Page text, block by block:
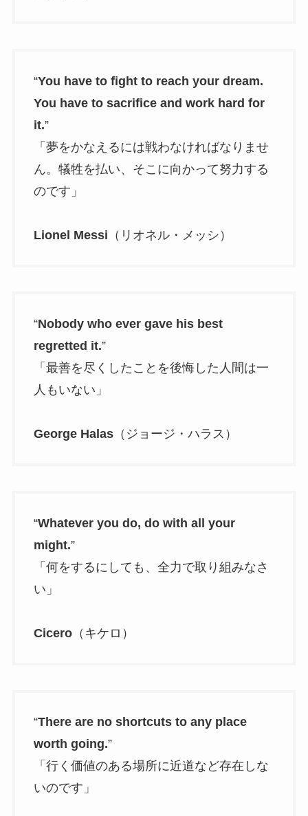
“You have to fight to reach your dream.
You have to sacrifice and work hard for
it.”
「夢をかなえるには戦わなければなりませ
ん。犠牲を払い、そこに向かって努力する
のです」
Lionel Messi （リオネル・メッシ）
“Nobody who ever gave his best
regretted it.”
「最善を尽くしたことを後悔した人間は一
人もいない」
George Halas（ジョージ・ハラス）
“Whatever you do, do with all your
might.”
「何をするにしても、全力で取り組みなさ
い」
Cicero（キケロ）
“There are no shortcuts to any place
worth going.”
「行く価値のある場所に近道など存在しな
いのです」